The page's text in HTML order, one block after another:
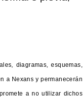
diagramas, esquemas,
a Nexans y permanecerán
a no utilizar dichos